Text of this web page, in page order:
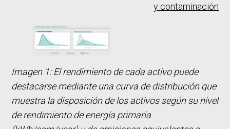
y contaminación
Imagen 1: El rendimiento de cada activo puede
destacarse mediante una curva de distribución que
muestra la disposición de los activos según su nivel
de rendimiento de energía primaria